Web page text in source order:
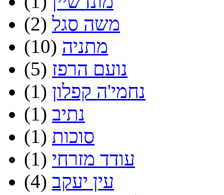
משה סגל (2)
מתניה (10)
נועם הרפז (5)
נחמי'ה קפלון (1)
נתיב (1)
סוכות (1)
עודד מזרחי (1)
עין יעקב (4)